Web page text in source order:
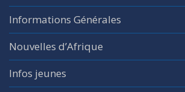
Informations Générales
Nouvelles d’Afrique
Infos jeunes